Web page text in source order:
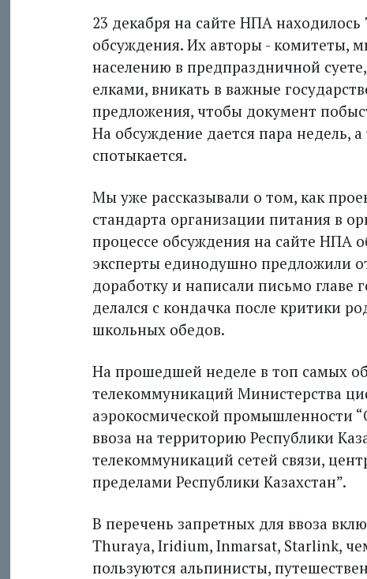
23 декабря на сайте НПА
обсуждения. Их авторы - комитеты,
населению в предпраздничной
елками, вникать в важные
предложения, чтобы документ
На обсуж­дение дается пара недель,
спотыкается.
Мы уже рассказывали о том, как
стандарта организации питания в
процессе обсуждения на сайте НПА
эксперты единодушно предложили
доработку и написали письмо главе
делался с кондачка после критики
школьных обедов.
На прошедшей неделе в топ самых
телекоммуникаций Министерства
аэрокосмической промышленности
ввоза на территорию Республики
телекоммуникаций сетей связи,
пределами Республики Казахстан”.
В перечень запретных для ввоза
Thuraya, Iridium, Inmarsat, Starlink,
пользуются альпинисты,